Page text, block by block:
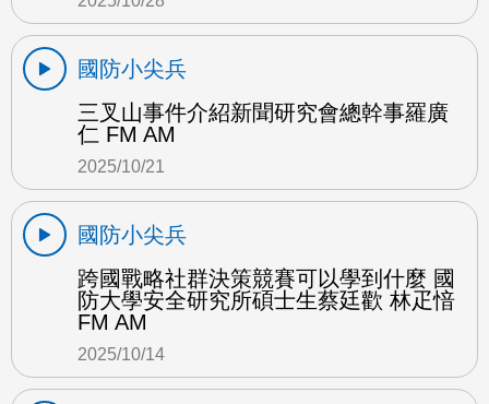
國防小尖兵
三叉山事件介紹新聞研究會總幹事羅廣
仁 FM AM
2025/10/21
國防小尖兵
跨國戰略社群決策競賽可以學到什麼 國
防大學安全研究所碩士生蔡廷歡 林疋愔
FM AM
2025/10/14